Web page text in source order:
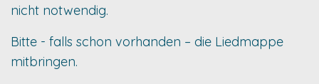
nicht notwendig.
Bitte - falls schon vorhanden – die Liedmappe
mitbringen.